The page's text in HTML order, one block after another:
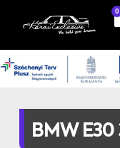
0
BMW